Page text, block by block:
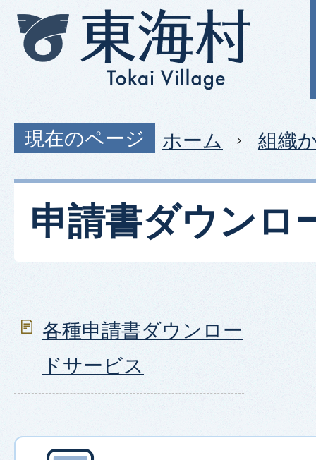
現在のページ ホーム 組織
申請書ダウンロ
各種申請書ダウンロー
ドサービス